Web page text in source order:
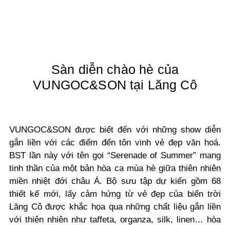
Sàn diễn chào hè của
VUNGOC&SON tại Lăng Cô
VUNGOC&SON được biết đến với những show diễn
gắn liền với các điểm đến tôn vinh vẻ đẹp văn hoá.
BST lần này với tên gọi “Serenade of Summer” mang
tinh thần của một bản hòa ca mùa hè giữa thiên nhiên
miền nhiệt đới châu Á. Bộ sưu tập dự kiến gồm 68
thiết kế mới, lấy cảm hứng từ vẻ đẹp của biển trời
Lăng Cô được khắc họa qua những chất liệu gắn liền
với thiên nhiên như taffeta, organza, silk, linen… hòa